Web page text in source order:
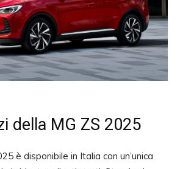
della MG ZS 2025
è disponibile in Italia con un’unica